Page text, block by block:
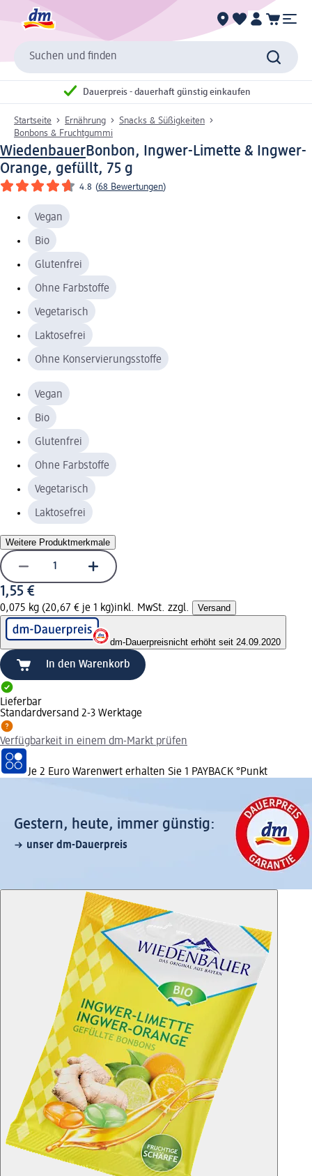
Suchen und finden
Dauerpreis - dauerhaft günstig einkaufen
Startseite Ernährung
Snacks & Süßigkeiten
Bonbons & Fruchtgummi
WiedenbauerBonbon, Ingwer-Limette & Ingwer-
Orange, gefüllt, 75 g
4.8 (68 Bewertungen)
Vegan
Bio
Glutenfrei
Ohne Farbstoffe
Vegetarisch
Laktosefrei
Ohne Konservierungsstoffe
Vegan
Bio
Glutenfrei
Ohne Farbstoffe
Vegetarisch
Laktosefrei
Weitere Produktmerkmale
1,55 €
0,075 kg (20,67 € je 1 kg)inkl. MwSt. zzgl. Versand
dm-Dauerpreisnicht erhöht seit 24.09.2020
In den Warenkorb
Lieferbar
Standardversand 2-3 Werktage
Verfügbarkeit in einem dm-Markt prüfen
Je 2 Euro Warenwert erhalten Sie 1 PAYBACK °Punkt
Gestern, heute, immer günstig:
unser dm-Dauerpreis